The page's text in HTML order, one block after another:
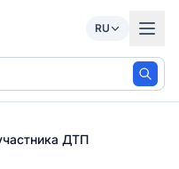
RU
ДТП